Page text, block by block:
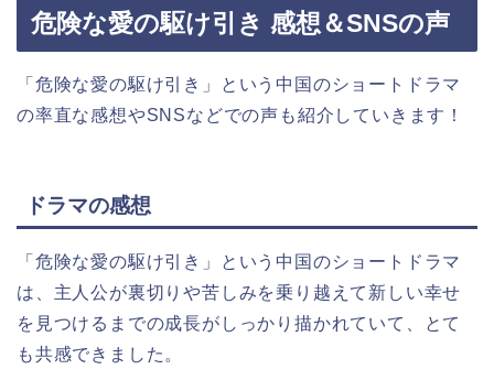
危険な愛の駆け引き 感想＆SNSの声
「危険な愛の駆け引き」という中国のショートドラマ
の率直な感想やSNSなどでの声も紹介していきます！
ドラマの感想
「危険な愛の駆け引き」という中国のショートドラマ
は、主人公が裏切りや苦しみを乗り越えて新しい幸せ
を見つけるまでの成長がしっかり描かれていて、とて
も共感できました。